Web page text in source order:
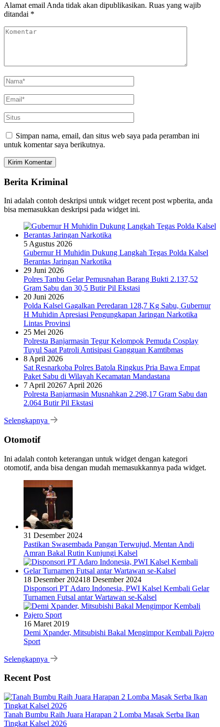
Alamat email Anda tidak akan dipublikasikan. Ruas yang wajib
ditandai *
Simpan nama, email, dan situs web saya pada peramban ini
untuk komentar saya berikutnya.
Berita Kriminal
Ini adalah contoh deskripsi untuk widget recent post wpberita, anda
bisa memasukkan deskripsi pada widget ini.
5 Agustus 2026
Gubernur H Muhidin Dukung Langkah Tegas Polda Kalsel
Berantas Jaringan Narkotika
29 Juni 2026
Polres Tanbu Gelar Pemusnahan Barang Bukti 2.137,52
Gram Sabu dan 30,5 Butir Pil Ekstasi
20 Juni 2026
Polda Kalsel Gagalkan Peredaran 128,7 Kg Sabu, Gubernur
H Muhidin Apresiasi Pengungkapan Jaringan Narkotika
Lintas Provinsi
25 Mei 2026
Polresta Banjarmasin Tegur Kelompok Pemuda Cosplay
Tuyul Saat Patroli Antisipasi Gangguan Kamtibmas
8 April 2026
Sat Resnarkoba Polres Batola Ringkus Pria Bawa Empat
Paket Sabu di Wilayah Kecamatan Mandastana
7 April 20267 April 2026
Polresta Banjarmasin Musnahkan 2.298,17 Gram Sabu dan
2.064 Butir Pil Ekstasi
Selengkapnya
Otomotif
Ini adalah contoh keterangan untuk widget dengan kategori
otomotif, anda bisa dengan mudah memasukkannya pada widget.
31 Desember 2024
Pastikan Swasembada Pangan Terwujud, Mentan Andi
Amran Bakal Rutin Kunjungi Kalsel
18 Desember 202418 Desember 2024
Disponsori PT Adaro Indonesia, PWI Kalsel Kembali Gelar
Turnamen Futsal antar Wartawan se-Kalsel
16 Maret 2019
Demi Xpander, Mitsubishi Bakal Mengimpor Kembali Pajero
Sport
Selengkapnya
Recent Post
Tanah Bumbu Raih Juara Harapan 2 Lomba Masak Serba Ikan
Tingkat Kalsel 2026